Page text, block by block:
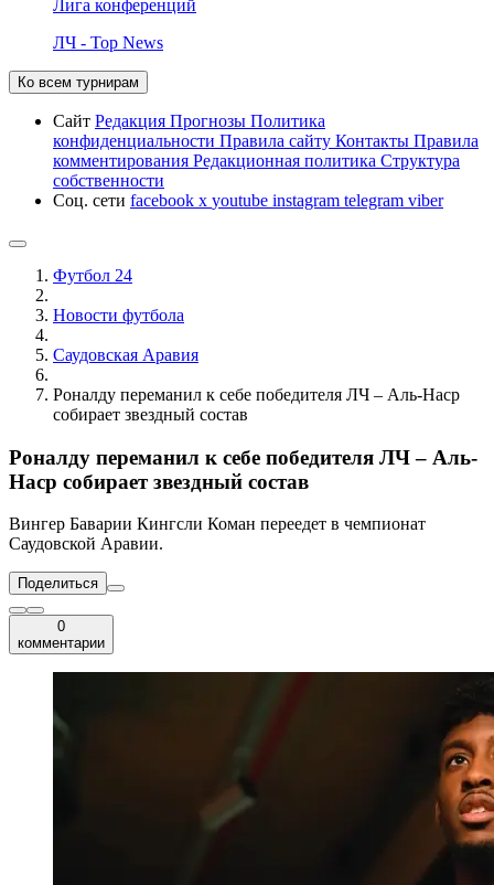
Лига конференций
ЛЧ - Top News
Ко всем турнирам
Сайт Редакция Прогнозы Политика
конфиденциальности Правила сайту Контакты Правила
комментирования Редакционная политика Структура
собственности
Соц. сети facebook x youtube instagram telegram viber
Футбол 24
Новости футбола
Саудовская Аравия
Роналду переманил к себе победителя ЛЧ – Аль-Наср
собирает звездный состав
Роналду переманил к себе победителя ЛЧ – Аль-
Наср собирает звездный состав
Вингер Баварии Кингсли Коман переедет в чемпионат
Саудовской Аравии.
Поделиться
0
комментарии